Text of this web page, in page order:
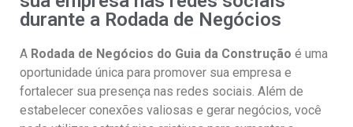
durante a Rodada de Negócios
A Rodada de Negócios do Guia da Construção é uma
oportunidade única para promover sua empresa e
fortalecer sua presença nas redes sociais. Além de
estabelecer conexões valiosas e gerar negócios, você